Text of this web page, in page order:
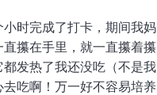
时完成了打卡，期间我妈
攥在手里，就一直攥着攥
发热了我还没吃（不是我
吃啊！万一好不容易培养